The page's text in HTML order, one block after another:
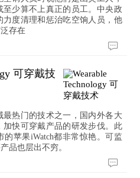
少算不上真正的员工。中央政
度清理和惩治吃空饷人员，他
存在
可穿戴技
热门的技术之一，国内外各大
快可穿戴产品的研发步伐。此
苹果iWatch都非常惊艳。可监
品也层出不穷。